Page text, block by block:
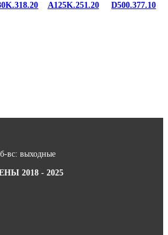
A125K.251.20 D500.377.10
вс: выходные
2018 - 2025